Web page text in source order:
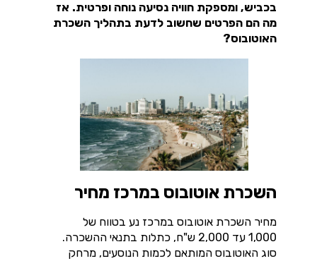
בכביש, ומספקת חוויה נסיעה נוחה ופרטית. אז
מה הם הפרטים שחשוב לדעת בתהליך השכרת
האוטובוס?
השכרת אוטובוס במרכז מחיר
מחיר השכרת אוטובוס במרכז נע בטווח של
1,000 עד 2,000 ש"ח, כתלות בתנאי ההשכרה.
סוג האוטובוס המותאם לכמות הנוסעים, מרחק